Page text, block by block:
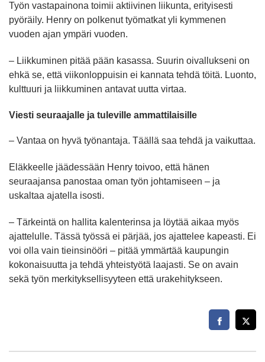
Työn vastapainona toimii aktiivinen liikunta, erityisesti
pyöräily. Henry on polkenut työmatkat yli kymmenen
vuoden ajan ympäri vuoden.
– Liikkuminen pitää pään kasassa. Suurin oivallukseni on
ehkä se, että viikonloppuisin ei kannata tehdä töitä. Luonto,
kulttuuri ja liikkuminen antavat uutta virtaa.
Viesti seuraajalle ja tuleville ammattilaisille
– Vantaa on hyvä työnantaja. Täällä saa tehdä ja vaikuttaa.
Eläkkeelle jäädessään Henry toivoo, että hänen
seuraajansa panostaa oman työn johtamiseen – ja
uskaltaa ajatella isosti.
– Tärkeintä on hallita kalenterinsa ja löytää aikaa myös
ajattelulle. Tässä työssä ei pärjää, jos ajattelee kapeasti. Ei
voi olla vain tieinsinööri – pitää ymmärtää kaupungin
kokonaisuutta ja tehdä yhteistyötä laajasti. Se on avain
sekä työn merkityksellisyyteen että urakehitykseen.